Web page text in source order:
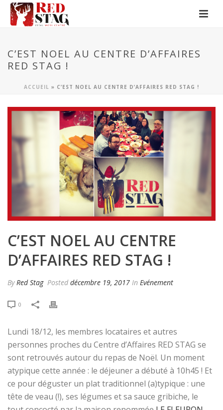
C’EST NOEL AU CENTRE D’AFFAIRES
RED STAG !
ACCUEIL » C’EST NOEL AU CENTRE D’AFFAIRES RED STAG !
C’EST NOEL AU CENTRE
D’AFFAIRES RED STAG !
By Red Stag Posted décembre 19, 2017 In Evénement
0
Lundi 18/12, les membres locataires et autres
personnes proches du Centre d’Affaires RED STAG se
sont retrouvés autour du repas de Noël. Un moment
atypique cette année : le déjeuner a débuté à 10h45 ! Et
ce pour déguster un plat traditionnel (a)typique : une
tête de veau (!), ses légumes et sa sauce gribiche, le